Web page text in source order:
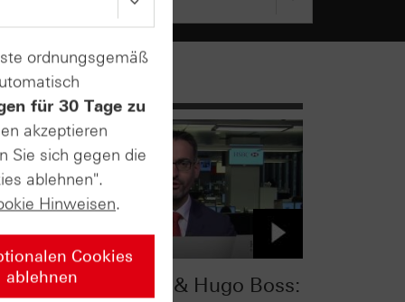
MSCI World & Hugo Boss:
ordnungsgemäß
für 30 Tage zu
akzeptieren
Sie sich gegen die
ablehnen".
Hinweisen.
Cookies
ablehnen